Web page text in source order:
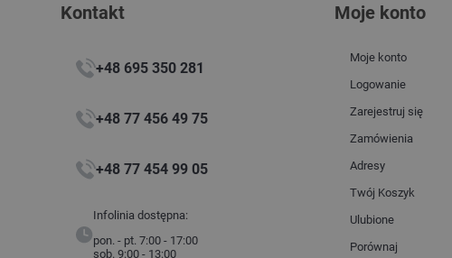
Kontakt
+48 695 350 281
+48 77 456 49 75
+48 77 454 99 05
Infolinia dostępna:
pon. - pt. 7:00 - 17:00
sob. 9:00 - 13:00
Moje konto
Moje konto
Logowanie
Zarejestruj się
Zamówienia
Adresy
Twój Koszyk
Ulubione
Porównaj